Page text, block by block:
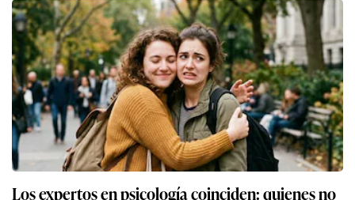
Los expertos en psicología coinciden: quienes no